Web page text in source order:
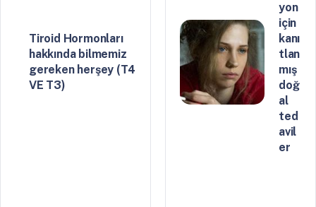
Tiroid Hormonları
hakkında bilmemiz
gereken herşey (T4
VE T3)
yon
için
kanı
tlan
mış
doğ
al
ted
avil
er